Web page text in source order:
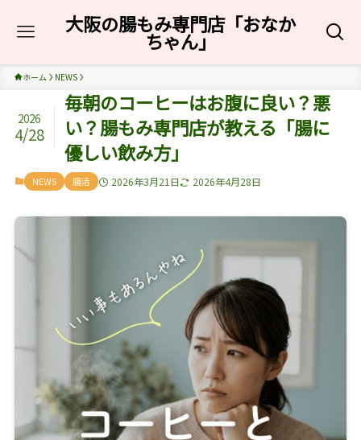
大阪の腸もみ専門店「おなか
ちゃん」
ホーム NEWS
毎朝のコーヒーはお腹に良い？悪
い？腸もみ専門店が教える「腸に
優しい飲み方」
2026
4/28
NEWS 腸活 2026年3月21日 2026年4月28日